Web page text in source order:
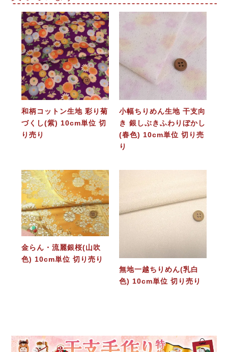
和柄コットン生地 彩り菊
づくし(紫) 10cm単位 切
り売り
小幅ちりめん生地 干支向
き 銀しぶきふわりぼかし
(春色) 10cm単位 切り売
り
金らん・流麗銀桜(山吹
色) 10cm単位 切り売り
無地一越ちりめん(乳白
色) 10cm単位 切り売り